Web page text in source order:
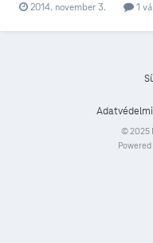
2014. november 3. 1
© 2025